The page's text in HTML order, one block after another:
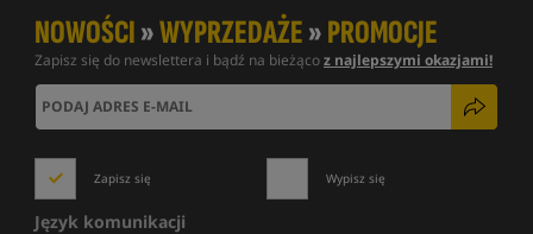
NOWOŚCI»WYPRZEDAŻE»PROMOCJE
Zapisz się do newslettera i bądź na bieżącoz najlepszymi okazjami!
Zapisz się Wypisz się
Język komunikacji